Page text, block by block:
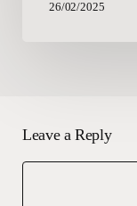
26/02/2025
Leave a Reply